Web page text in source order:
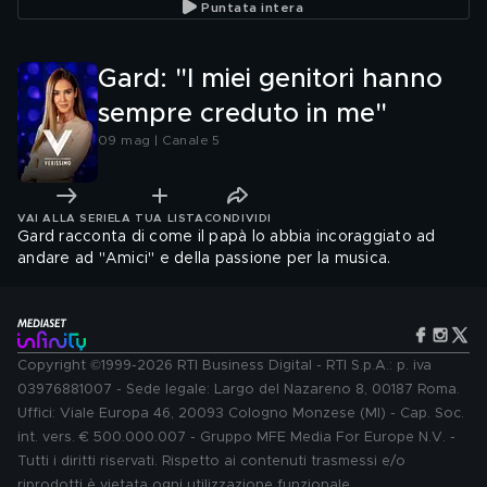
Puntata intera
Gard: "I miei genitori hanno
sempre creduto in me"
09 mag | Canale 5
VAI ALLA SERIE LA TUA LISTA CONDIVIDI
Gard racconta di come il papà lo abbia incoraggiato ad
andare ad "Amici" e della passione per la musica.
Copyright ©1999-2026 RTI Business Digital - RTI S.p.A.: p. iva
03976881007 - Sede legale: Largo del Nazareno 8, 00187 Roma.
Uffici: Viale Europa 46, 20093 Cologno Monzese (MI) - Cap. Soc.
int. vers. € 500.000.007 - Gruppo MFE Media For Europe N.V. -
Tutti i diritti riservati. Rispetto ai contenuti trasmessi e/o